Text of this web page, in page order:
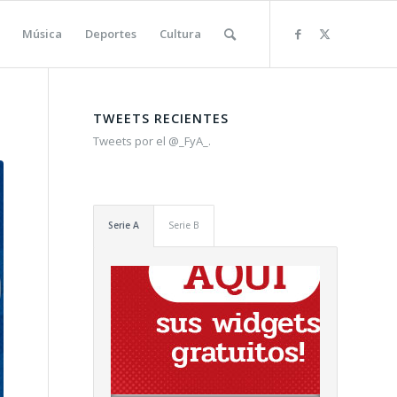
Música Deportes Cultura
TWEETS RECIENTES
Tweets por el @_FyA_.
Serie A Serie B